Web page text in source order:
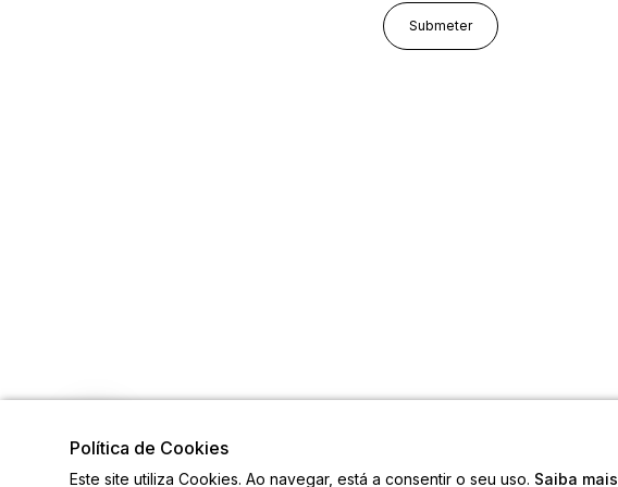
Política de Cookies
Este site utiliza Cookies. Ao navegar, está a consentir o seu uso. Saiba mais